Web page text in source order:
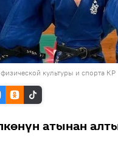
культуры и спорта КР
атынан